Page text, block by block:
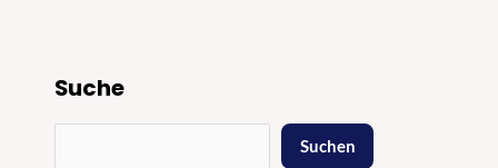
Suche
Suchen